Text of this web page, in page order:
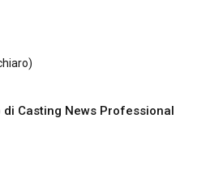
Casting News Professional